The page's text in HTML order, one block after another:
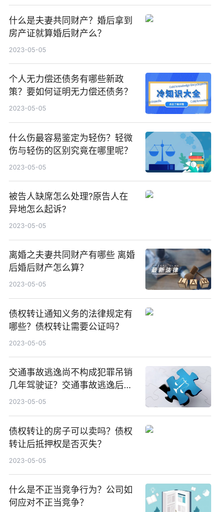
什么是夫妻共同财产？婚后拿到
房产证就算婚后财产么？
2023-05-05
个人无力偿还债务有哪些新政
策？要如何证明无力偿还债务？
2023-05-05
什么伤最容易鉴定为轻伤？轻微
伤与轻伤的区别究竟在哪里呢？
2023-05-05
被告人缺席怎么处理?原告人在
异地怎么起诉?
2023-05-05
离婚之夫妻共同财产有哪些 离婚
后婚后财产怎么算？
2023-05-05
债权转让通知义务的法律规定有
哪些？债权转让需要公证吗？
2023-05-05
交通事故逃逸尚不构成犯罪吊销
几年驾驶证？交通事故逃逸后不
构成犯罪的情形有哪些？
2023-05-05
债权转让的房子可以卖吗？债权
转让后抵押权是否灭失？
2023-05-05
什么是不正当竞争行为？公司如
何应对不正当竞争？